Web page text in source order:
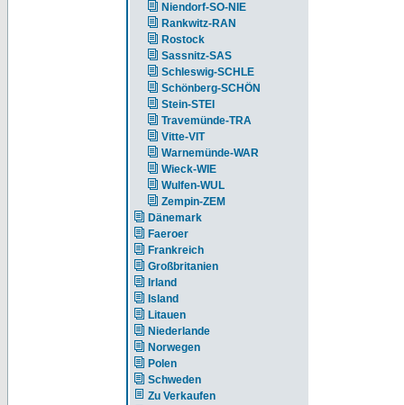
Niendorf-SO-NIE
Rankwitz-RAN
Rostock
Sassnitz-SAS
Schleswig-SCHLE
Schönberg-SCHÖN
Stein-STEI
Travemünde-TRA
Vitte-VIT
Warnemünde-WAR
Wieck-WIE
Wulfen-WUL
Zempin-ZEM
Dänemark
Faeroer
Frankreich
Großbritanien
Irland
Island
Litauen
Niederlande
Norwegen
Polen
Schweden
Zu Verkaufen